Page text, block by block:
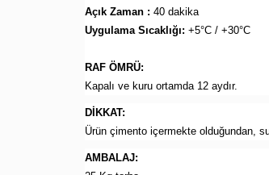
Açık Zaman : 40 dakika
Uygulama Sıcaklığı: +5°C / +30°C
RAF ÖMRÜ:
Kapalı ve kuru ortamda 12 aydır.
DİKKAT:
Ürün çimento içermekte olduğundan,
AMBALAJ: